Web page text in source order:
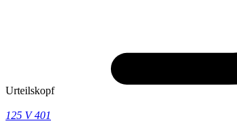
Urteilskopf
125 V 401